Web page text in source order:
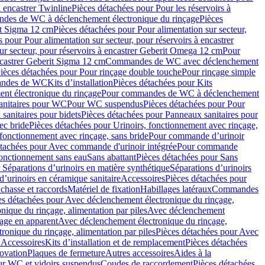
encastrer TwinlinePièces détachées pour Pour les réservoirs à
de WC à déclenchement électronique du rinçagePièces
Sigma 12 cmPièces détachées pour Pour alimentation sur secteur,
pour Pour alimentation sur secteur, pour réservoirs à encastrer
secteur, pour réservoirs à encastrer Geberit Omega 12 cmPour
Geberit Sigma 12 cmCommandes de WC avec déclenchement
détachées pour Pour rinçage double touchePour rinçage simple
de WCKits d’installationPièces détachées pour Kits
électronique du rinçagePour commandes de WC à déclenchement
pour WCPour WC suspendusPièces détachées pour Pour
sanitaires pour bidetsPièces détachées pour Panneaux sanitaires pour
bridePièces détachées pour Urinoirs, fonctionnement avec rinçage,
avec rinçage, sans bridePour commande d’urinoir
pour Avec commande d'urinoir intégréePour commande
sans eauSans abattantPièces détachées pour Sans
d’urinoirs en matière synthétiqueSéparations d’urinoirs
en céramique sanitaireAccessoiresPièces détachées pour
et raccordsMatériel de fixationHabillages latérauxCommandes
détachées pour Avec déclenchement électronique du rinçage,
du rinçage, alimentation par pilesAvec déclenchement
en apparentAvec déclenchement électronique du rinçage,
du rinçage, alimentation par pilesPièces détachées pour Avec
Kits d’installation et de remplacementPièces détachées
Plaques de fermetureAutres accessoiresAides à la